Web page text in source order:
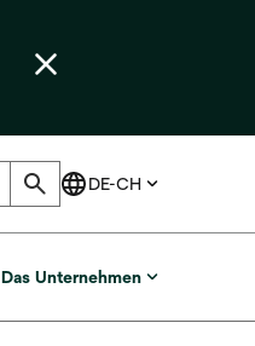
Das Unternehmen